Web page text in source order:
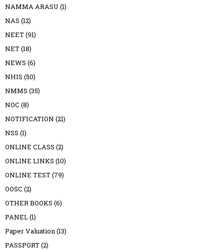
NAMMA ARASU (1)
NAS (12)
NEET(91)
NET(18)
NEWS (6)
NHIS (50)
NMMS (35)
NOC (8)
NOTIFICATION (21)
NSS (1)
ONLINE CLASS (2)
ONLINE LINKS (10)
ONLINE TEST(79)
OOSC (2)
OTHER BOOKS (6)
PANEL(1)
Paper Valuation(13)
PASSPORT(2)